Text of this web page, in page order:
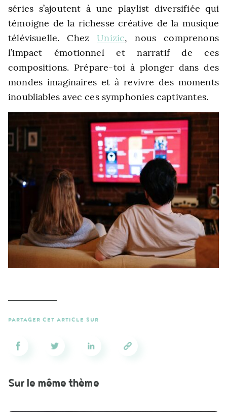
séries s’ajoutent à une playlist diversifiée qui
témoigne de la richesse créative de la musique
télévisuelle. ChezUnizic, nous comprenons
l’impact émotionnel et narratif de ces
compositions. Prépare-toi à plonger dans des
mondes imaginaires et à revivre des moments
inoubliables avec ces symphonies captivantes.
PARTAGER CET ARTICLE SUR
Sur le même thème